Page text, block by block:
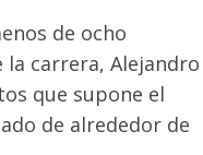
de ocho
carrera, Alejandro
que supone el
de alrededor de